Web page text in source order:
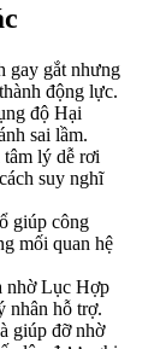
gay gắt nhưng
động lực.
độ Hại
sai lầm.
lý dễ rơi
suy nghĩ
giúp công
mối quan hệ
nhờ Lục Hợp
nhân hỗ trợ.
giúp đỡ nhờ